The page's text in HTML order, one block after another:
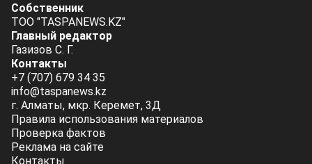
Собственник
ТОО "TASPANEWS.KZ"
Главный редактор
Газизов С. Г.
Контакты
+7 (707) 679 34 35
info@taspanews.kz
г. Алматы, мкр. Керемет, 3Д
Правила использования материалов
Проверка фактов
Реклама на сайте
Контакты